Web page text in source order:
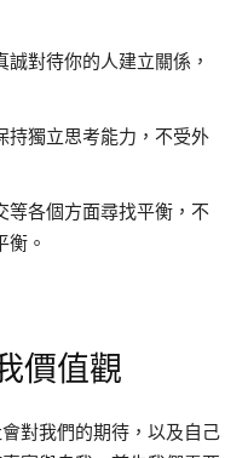
對待你的人建立關係，
持獨立思考能力，不受外
等各個方面尋找平衡，不
衡。
價值觀
對我們的期待，以及自己